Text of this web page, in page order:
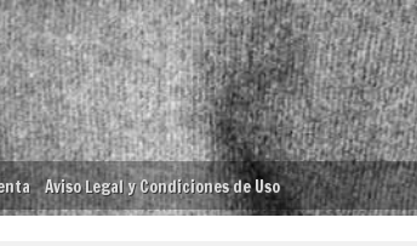
Aviso Legal y Condiciones de Uso